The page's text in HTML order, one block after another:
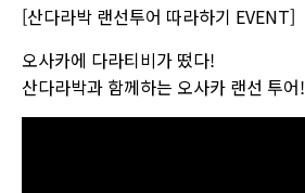
[산다라박 랜선투어 따라하기 EVENT]
오사카에 다라티비가 떴다!
산다라박과 함께하는 오사카 랜선 투어!